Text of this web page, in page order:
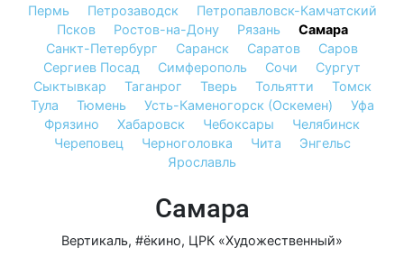
Пермь
Петрозаводск
Петропавловск-Камчатский
Псков
Ростов-на-Дону Рязань
Самара
Санкт-Петербург
Саранск Саратов
Саров
Сергиев Посад
Симферополь Сочи
Сургут
Сыктывкар
Таганрог Тверь Тольятти
Томск
Тула
Тюмень Усть-Каменогорск (Оскемен)
Уфа
Фрязино
Хабаровск Чебоксары
Челябинск
Череповец
Черноголовка Чита
Энгельс
Ярославль
Самара
Вертикаль, #ёкино, ЦРК «Художественный»